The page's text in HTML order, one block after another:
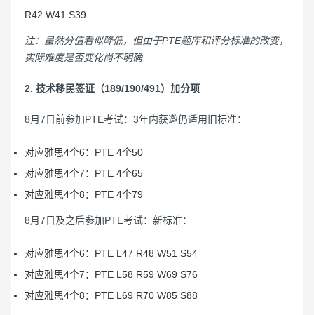
R42 W41 S39
注：虽然分值看似降低，但由于PTE题库和评分标准的改变，
实际难度是否变化尚不明确
2. 技术移民签证（189/190/491）加分项
8月7日前参加PTE考试：3年内获邀仍适用旧标准：
对应雅思4个6：PTE 4个50
对应雅思4个7：PTE 4个65
对应雅思4个8：PTE 4个79
8月7日及之后参加PTE考试：新标准：
对应雅思4个6：PTE L47 R48 W51 S54
对应雅思4个7：PTE L58 R59 W69 S76
对应雅思4个8：PTE L69 R70 W85 S88